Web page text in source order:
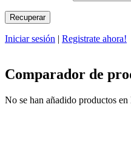
Iniciar sesión | Registrate ahora!